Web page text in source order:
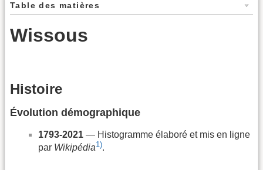
Table des matières
Wissous
Histoire
Évolution démographique
1793-2021 — Histogramme élaboré et mis en ligne
par Wikipédia1).